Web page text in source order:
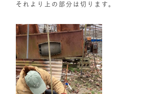
それより上の部分は切ります。